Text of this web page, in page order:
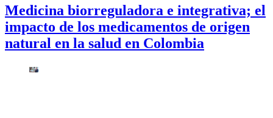
Medicina biorreguladora e integrativa; el
impacto de los medicamentos de origen
natural en la salud en Colombia